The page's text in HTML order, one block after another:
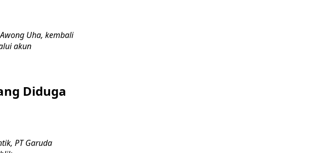
Awong Uha, kembali
akun
Diduga
PT Garuda